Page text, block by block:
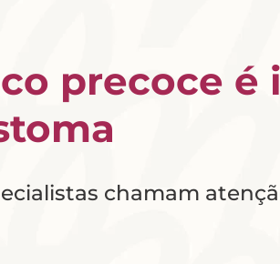
precoce
chamam